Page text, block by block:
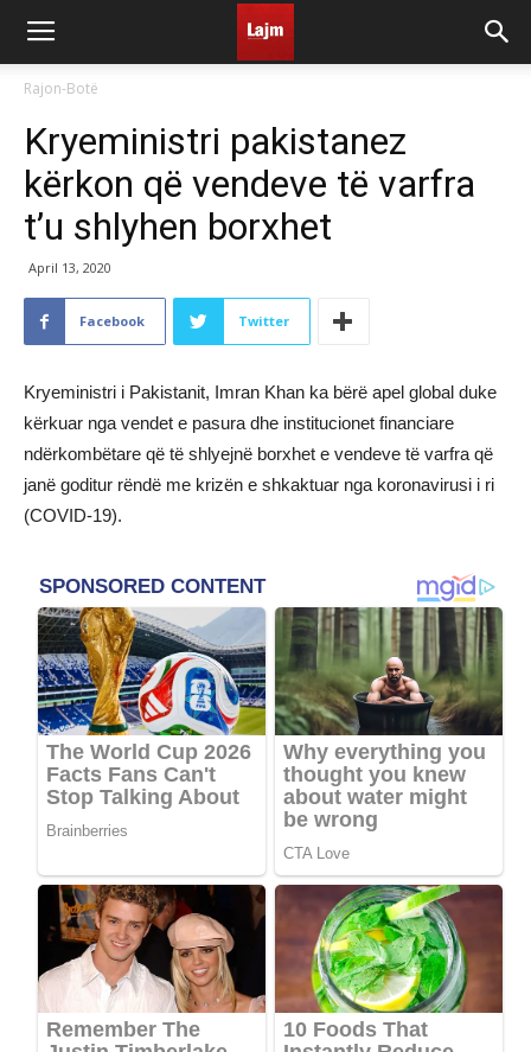
Rajon-Botë
Kryeministri pakistanez
kërkon që vendeve të varfra
t’u shlyhen borxhet
April 13, 2020
Facebook Twitter
Kryeministri i Pakistanit, Imran Khan ka bërë apel global duke
kërkuar nga vendet e pasura dhe institucionet financiare
ndërkombëtare që të shlyejnë borxhet e vendeve të varfra që
janë goditur rëndë me krizën e shkaktuar nga koronavirusi i ri
(COVID-19).